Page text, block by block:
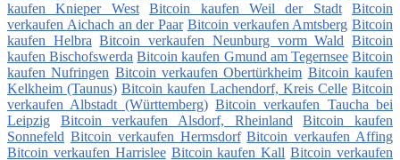
kaufen Knieper West
Bitcoin kaufen Weil der Stadt
Bitcoin
verkaufen Aichach an der Paar Bitcoin verkaufen Amtsberg Bitcoin
kaufen Helbra Bitcoin verkaufen Neunburg vorm Wald Bitcoin
kaufen Bischofswerda Bitcoin kaufen Gmund am Tegernsee Bitcoin
kaufen Nufringen Bitcoin verkaufen Obertürkheim Bitcoin kaufen
Kelkheim (Taunus) Bitcoin kaufen Lachendorf, Kreis Celle Bitcoin
verkaufen Albstadt (Württemberg) Bitcoin verkaufen Taucha bei
Leipzig
Bitcoin verkaufen Alsdorf, Rheinland
Bitcoin kaufen
Sonnefeld Bitcoin verkaufen Hermsdorf Bitcoin verkaufen Affing
Bitcoin verkaufen Harrislee Bitcoin kaufen Kall Bitcoin verkaufen